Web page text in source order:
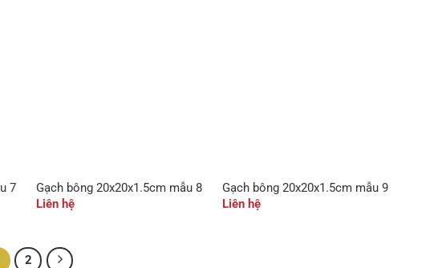
7
Gạch bông 20x20x1.5cm mẫu 8
Liên hệ
Gạch bông 20x20x1.5cm mẫu 9
Liên hệ
2